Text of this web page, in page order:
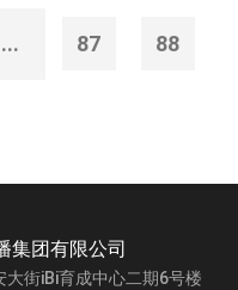
... 87 88
集团有限公司
街iBi育成中心二期6号楼